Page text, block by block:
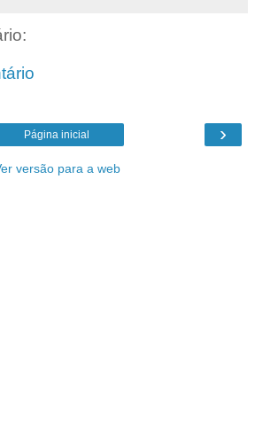
›
Página inicial
versão para a web